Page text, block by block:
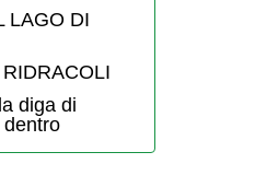
LAGO DI
diga di